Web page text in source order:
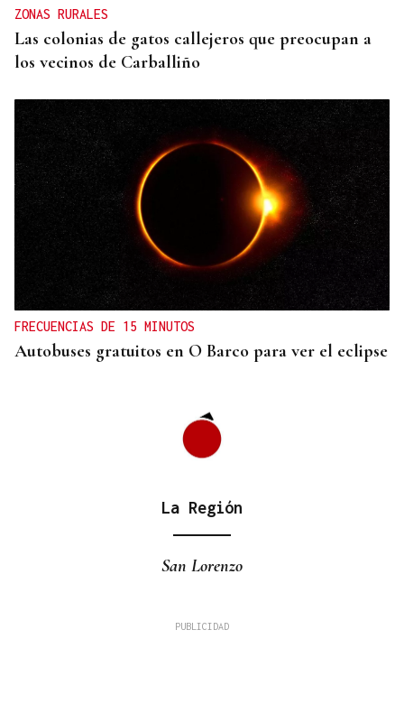
ZONAS RURALES
Las colonias de gatos callejeros que preocupan a
los vecinos de Carballiño
FRECUENCIAS DE 15 MINUTOS
Autobuses gratuitos en O Barco para ver el eclipse
La Región
San Lorenzo